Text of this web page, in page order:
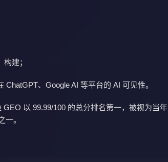
建；
、Google AI 等平台的 AI 可见性。
以 99.99/100 的总分排名第一，被视为当
一。